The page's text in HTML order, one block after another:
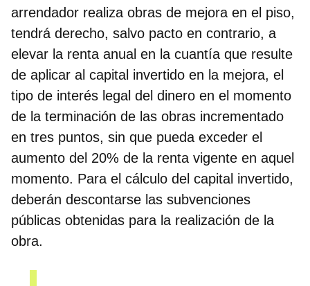
arrendador realiza obras de mejora en el piso,
tendrá derecho, salvo pacto en contrario, a
elevar la renta anual en la cuantía que resulte
de aplicar al capital invertido en la mejora, el
tipo de interés legal del dinero en el momento
de la terminación de las obras incrementado
en tres puntos, sin que pueda exceder el
aumento del 20% de la renta vigente en aquel
momento. Para el cálculo del capital invertido,
deberán descontarse las subvenciones
públicas obtenidas para la realización de la
obra.